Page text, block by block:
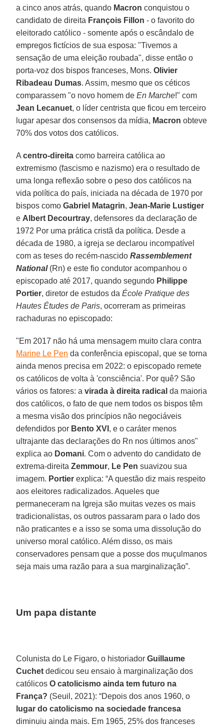
a cinco anos atrás, quando Macron conquistou o
candidato de direita François Fillon - o favorito do
eleitorado católico - somente após o escândalo de
empregos fictícios de sua esposa: "Tivemos a
sensação de uma eleição roubada", disse então o
porta-voz dos bispos franceses, Mons.Olivier
Ribadeau Dumas. Assim, mesmo que os céticos
comparassem "o novo homem deEn Marche!" com
Jean Lecanuet, o líder centrista que ficou em terceiro
lugar apesar dos consensos da mídia, Macron obteve
70% dos votos dos católicos.
Acentro-direita como barreira católica ao
extremismo (fascismo e nazismo) era o resultado de
uma longa reflexão sobre o peso dos católicos na
vida política do país, iniciada na década de 1970 por
bispos comoGabriel Matagrin,Jean-Marie Lustiger
e Albert Decourtray, defensores da declaração de
1972 Por uma prática cristã da política. Desde a
década de 1980, a igreja se declarou incompatível
com as teses do recém-nascidoRassemblement
National(Rn) e este fio condutor acompanhou o
episcopado até 2017, quando segundo Philippe
Portier, diretor de estudos daÉcole Pratique des
Hautes Études de Paris, ocorreram as primeiras
rachaduras no episcopado:
"Em 2017 não há uma mensagem muito clara contra
Marine Le Pen da conferência episcopal, que se torna
ainda menos precisa em 2022: o episcopado remete
os católicos de volta à 'consciência'. Por quê? São
vários os fatores: avirada à direita radical da maioria
dos católicos, o fato de que nem todos os bispos têm
a mesma visão dos princípios não negociáveis
defendidos por Bento XVI , e o caráter menos
ultrajante das declarações do Rn nos últimos anos"
explica ao Domani. Com o advento do candidato de
extrema-direitaZemmour, Le Pen suavizou sua
imagem. Portier explica: “A questão diz mais respeito
aos eleitores radicalizados. Aqueles que
permaneceram na Igreja são muitas vezes os mais
tradicionalistas, os outros passaram para o lado dos
não praticantes e a isso se soma uma dissolução do
universo moral católico. Além disso, os mais
conservadores pensam que a posse dos muçulmanos
seja mais uma razão para a sua marginalização”.
Um papa distante
Colunista do Le Figaro, o historiadorGuillaume
Cuchet dedicou seu ensaio à marginalização dos
católicosO catolicismo ainda tem futuro na
França? (Seuil, 2021): “Depois dos anos 1960, o
lugar do catolicismo na sociedade francesa
diminuiu ainda mais. Em 1965, 25% dos franceses